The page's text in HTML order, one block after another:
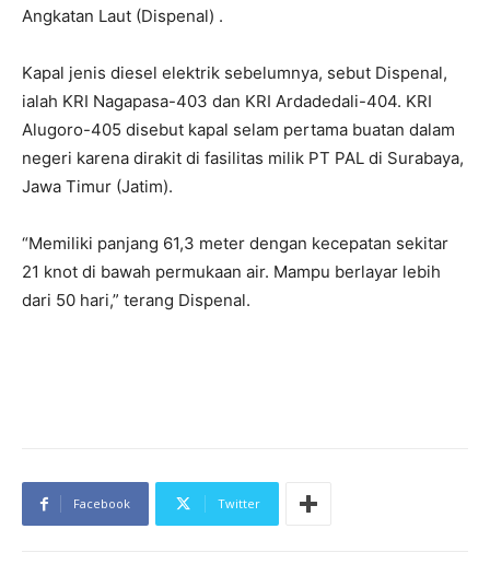
Angkatan Laut (Dispenal) .
Kapal jenis diesel elektrik sebelumnya, sebut Dispenal,
ialah KRI Nagapasa-403 dan KRI Ardadedali-404. KRI
Alugoro-405 disebut kapal selam pertama buatan dalam
negeri karena dirakit di fasilitas milik PT PAL di Surabaya,
Jawa Timur (Jatim).
“Memiliki panjang 61,3 meter dengan kecepatan sekitar
21 knot di bawah permukaan air. Mampu berlayar lebih
dari 50 hari,” terang Dispenal.
Facebook Twitter